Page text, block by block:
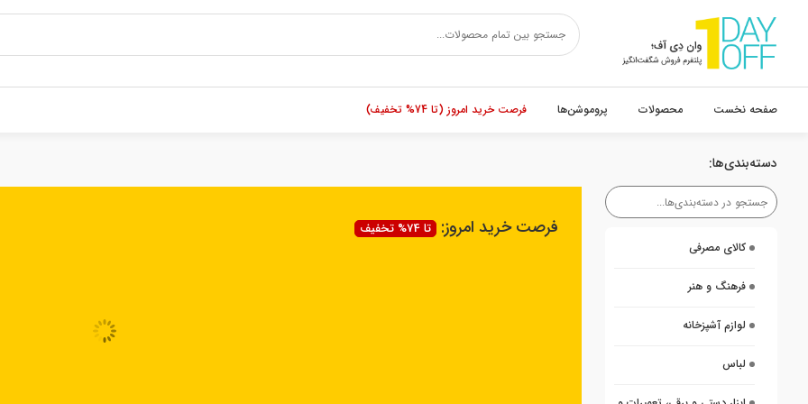
صفحه نخست محصولات پروموشن‌ها فرصت خرید امروز (تا 74% تخفیف)
دسته‌بندی‌ها:
کالای مصرفی
فرهنگ و هنر
لوازم آشپزخانه
لباس
فرصت خرید امروز: تا 74% تخفیف